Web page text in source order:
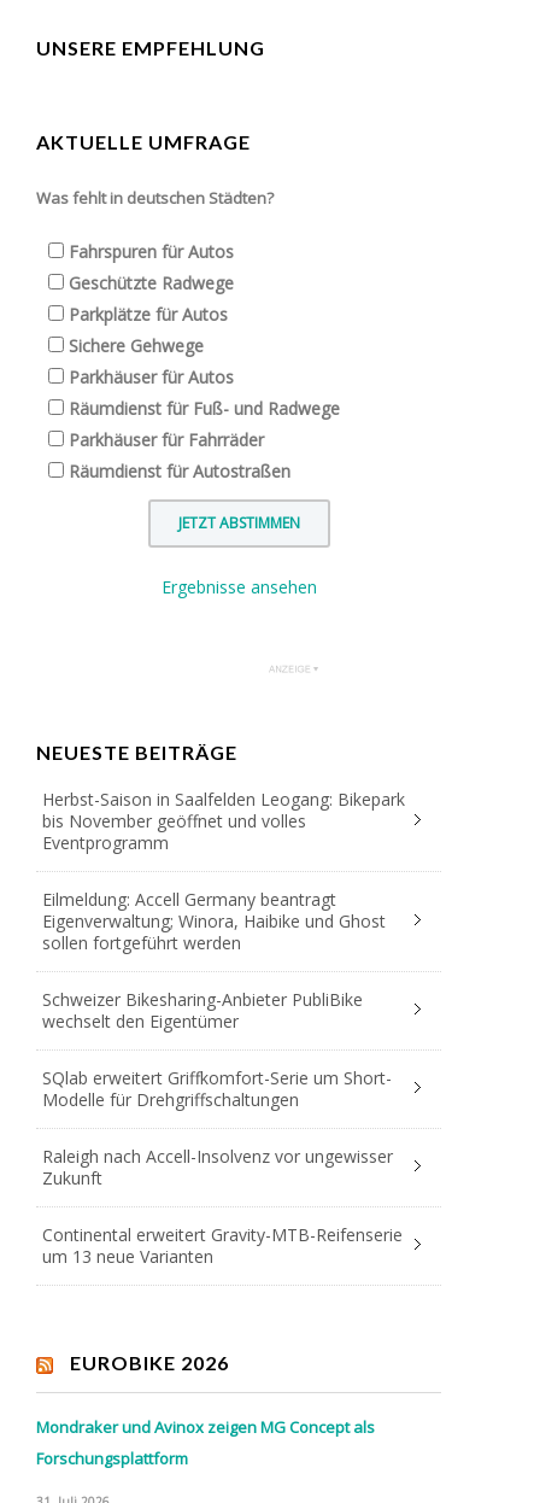
UNSERE EMPFEHLUNG
AKTUELLE UMFRAGE
Was fehlt in deutschen Städten?
Fahrspuren für Autos
Geschützte Radwege
Parkplätze für Autos
Sichere Gehwege
Parkhäuser für Autos
Räumdienst für Fuß- und Radwege
Parkhäuser für Fahrräder
Räumdienst für Autostraßen
Ergebnisse ansehen
NEUESTE BEITRÄGE
Herbst-Saison in Saalfelden Leogang: Bikepark
bis November geöffnet und volles
Eventprogramm
Eilmeldung: Accell Germany beantragt
Eigenverwaltung; Winora, Haibike und Ghost
sollen fortgeführt werden
Schweizer Bikesharing-Anbieter PubliBike
wechselt den Eigentümer
SQlab erweitert Griffkomfort-Serie um Short-
Modelle für Drehgriffschaltungen
Raleigh nach Accell-Insolvenz vor ungewisser
Zukunft
Continental erweitert Gravity-MTB-Reifenserie
um 13 neue Varianten
EUROBIKE 2026
Mondraker und Avinox zeigen MG Concept als
Forschungsplattform